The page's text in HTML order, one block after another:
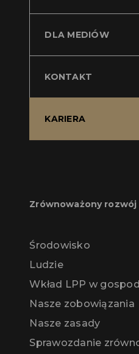
DLA MEDIÓW
KONTAKT
KARIERA
Zrównoważony rozwój
Środowisko
Ludzie
Wkład LPP w
Nasze zobowiązania
Nasze zasady
Sprawozdanie